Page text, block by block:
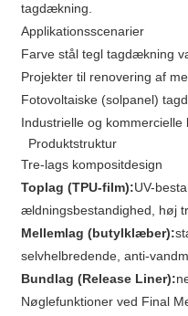
tagdækning.
Applikationsscenarier
Farve stål tegl tagdækning
Projekter til renovering af
Fotovoltaiske (solpanel)
Industrielle og kommercielle
Produktstruktur
Tre-lags kompositdesign
Toplag (TPU-film):UV-
ældningsbestandighed, høj
Mellemlag (butylklæber):
selvhelbredende, anti-
Bundlag (Release Liner):
Nøglefunktioner ved Final